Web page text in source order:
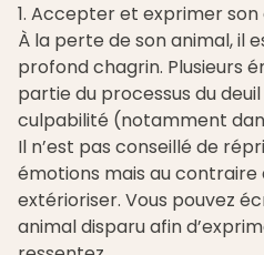
1. Accepter et exprimer
À la perte de son animal, il
profond chagrin. Plusieurs
partie du processus du
culpabilité (notamment
Il n’est pas conseillé de
émotions mais au contraire
extérioriser. Vous pouvez
animal disparu afin